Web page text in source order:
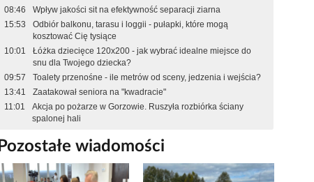
08:46
Wpływ jakości sit na efektywność separacji ziarna
15:53
Odbiór balkonu, tarasu i loggii - pułapki, które mogą
kosztować Cię tysiące
10:01
Łóżka dziecięce 120x200 - jak wybrać idealne miejsce do
snu dla Twojego dziecka?
09:57
Toalety przenośne - ile metrów od sceny, jedzenia i wejścia?
13:41
Zaatakował seniora na "kwadracie"
11:01
Akcja po pożarze w Gorzowie. Ruszyła rozbiórka ściany
spalonej hali
Pozostałe wiadomości